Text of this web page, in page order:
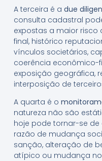
A terceira é a due
consulta cadastral
expostas a maior risco
final, histórico
vínculos societários,
coerência econômico-
exposição geográfica,
interposição de
A quarta é o
natureza não são
hoje pode tornar-se
razão de mudança
sanção, alteração de
atípico ou mudança